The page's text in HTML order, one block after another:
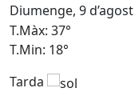
Diumenge, 9 d’agost
T.Màx: 37°
T.Min: 18°
Tarda